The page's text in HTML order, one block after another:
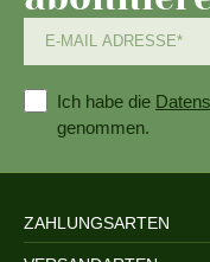
Ich habe die
genommen.
ZAHLUNGSARTEN